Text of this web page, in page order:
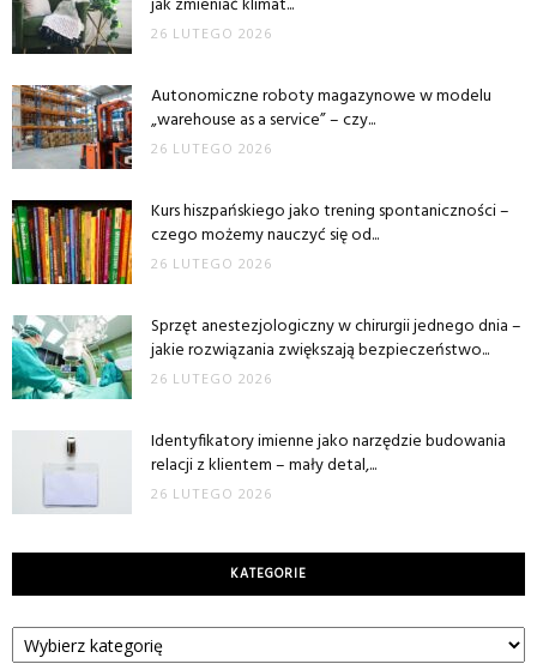
jak zmieniać klimat...
26 LUTEGO 2026
Autonomiczne roboty magazynowe w modelu
„warehouse as a service” – czy...
26 LUTEGO 2026
Kurs hiszpańskiego jako trening spontaniczności –
czego możemy nauczyć się od...
26 LUTEGO 2026
Sprzęt anestezjologiczny w chirurgii jednego dnia –
jakie rozwiązania zwiększają bezpieczeństwo...
26 LUTEGO 2026
Identyfikatory imienne jako narzędzie budowania
relacji z klientem – mały detal,...
26 LUTEGO 2026
KATEGORIE
Kategorie